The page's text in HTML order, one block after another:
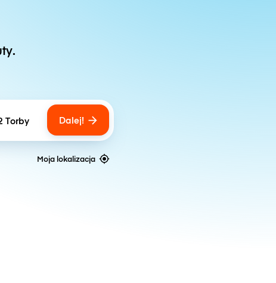
of bags
Torby Dalej!
Moja lokalizacja